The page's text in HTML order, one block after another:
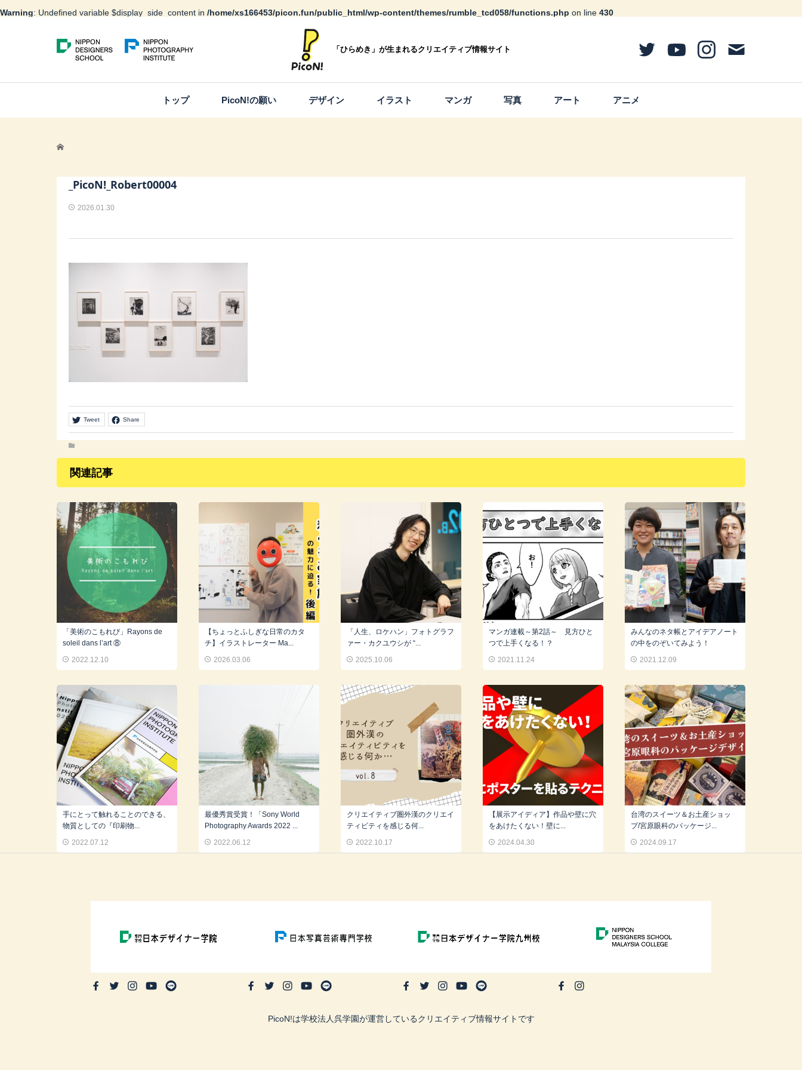
Warning: Undefined variable $display_side_content in /home/xs166453/picon.fun/public_html/wp-content/themes/rumble_tcd058/functions.php on line 430
「ひらめき」が生まれるクリエイティブ情報サイト
トップ PicoN!の願い デザイン イラスト マンガ 写真 アート アニメ
_PicoN!_Robert00004
2026.01.30
Tweet Share
関連記事
「美術のこもれび」Rayons de
soleil dans l’art ⑧
2022.12.10
【ちょっとふしぎな日常のカタ
チ】イラストレーター Ma...
2026.03.06
「人生、ロケハン」フォトグラフ
ァー・カクユウシが “...
2025.10.06
マンガ連載～第2話～ 見方ひと
つで上手くなる！？
2021.11.24
みんなのネタ帳とアイデアノート
の中をのぞいてみよう！
2021.12.09
手にとって触れることのできる、
物質としての『印刷物...
2022.07.12
最優秀賞受賞！「Sony World
Photography Awards 2022 ...
2022.06.12
クリエイティブ圏外漢のクリエイ
ティビティを感じる何...
2022.10.17
【展示アイディア】作品や壁に穴
をあけたくない！壁に...
2024.04.30
台湾のスイーツ＆お土産ショッ
プ/宮原眼科のパッケージ...
2024.09.17
PicoN!は学校法人呉学園が運営しているクリエイティブ情報サイトです